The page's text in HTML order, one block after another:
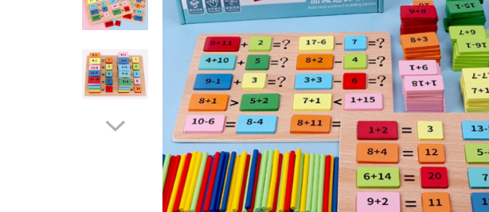
Tablouri personalizate
Diplome si Plachete
Felicitari din lemn